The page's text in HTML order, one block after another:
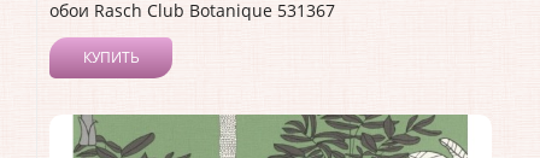
обои Rasch Club Botanique 531367
КУПИТЬ
Коллекция:Club Botanique
Длина рулона: